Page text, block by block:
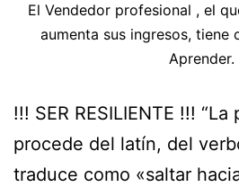
El Vendedor profesional , el
aumenta sus ingresos, tiene
Aprender.
!!! SER RESILIENTE !!!
procede del latín, del
traduce como «saltar